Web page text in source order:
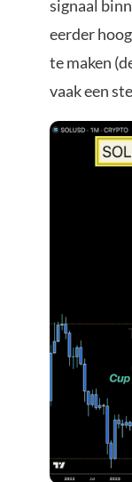
signaal
eerder
te maken
vaak een